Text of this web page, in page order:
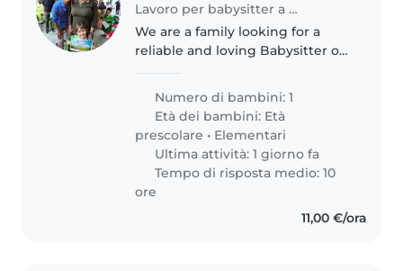
Lavoro per babysitter a Milano
We are a family looking for a
reliable and loving Babysitter or
daughter. Our little 1 is talkative,
friendly, and affectionate, and
we would love to find..
Numero di bambini: 1
Età dei bambini: Età
prescolare • Elementari
Ultima attività: 1 giorno fa
Tempo di risposta medio: 10
ore
11,00 €/ora